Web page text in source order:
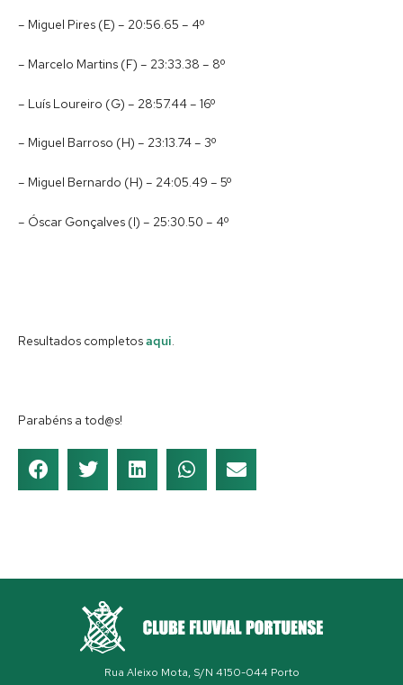
– Miguel Pires (E) – 20:56.65 – 4º
– Marcelo Martins (F) – 23:33.38 – 8º
– Luís Loureiro (G) – 28:57.44 – 16º
– Miguel Barroso (H) – 23:13.74 – 3º
– Miguel Bernardo (H) – 24:05.49 – 5º
– Óscar Gonçalves (I) – 25:30.50 – 4º
Resultados completosaqui.
Parabéns a tod@s!
Rua Aleixo Mota, S/N 4150-044 Porto